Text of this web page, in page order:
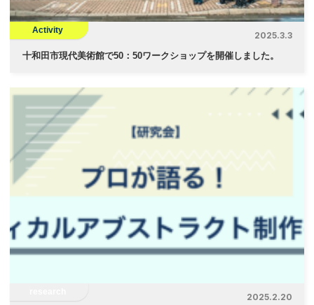
Activity
2025.3.3
十和田市現代美術館で50：50ワークショップを開催しました。
2025.2.20